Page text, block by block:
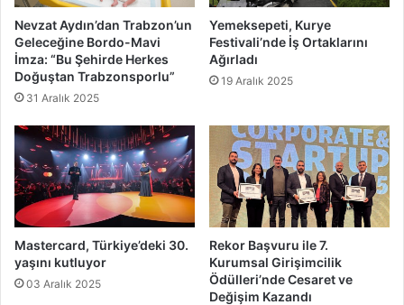
Nevzat Aydın’dan Trabzon’un
Geleceğine Bordo-Mavi
İmza: “Bu Şehirde Herkes
Doğuştan Trabzonsporlu”
31 Aralık 2025
Yemeksepeti, Kurye
Festivali’nde İş Ortaklarını
Ağırladı
19 Aralık 2025
Mastercard, Türkiye’deki 30.
yaşını kutluyor
03 Aralık 2025
Rekor Başvuru ile 7.
Kurumsal Girişimcilik
Ödülleri’nde Cesaret ve
Değişim Kazandı